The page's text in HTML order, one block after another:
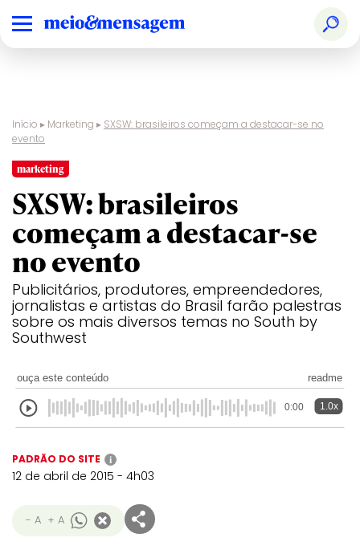
Início ▸ Marketing ▸ SXSW: brasileiros começam a destacar-se no
evento
marketing
SXSW: brasileiros
começam a destacar-se
no evento
Publicitários, produtores, empreendedores,
jornalistas e artistas do Brasil farão palestras
sobre os mais diversos temas no South by
Southwest
ouça este conteúdo readme
0:00 1.0x
PADRÃO DO SITE i
12 de abril de 2015 - 4h03
- A + A